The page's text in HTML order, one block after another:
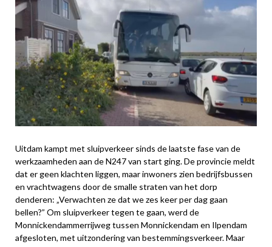
Uitdam kampt met sluipverkeer sinds de laatste fase van de
werkzaamheden aan de N247 van start ging. De provincie meldt
dat er geen klachten liggen, maar inwoners zien bedrijfsbussen
en vrachtwagens door de smalle straten van het dorp
denderen: „Verwachten ze dat we zes keer per dag gaan
bellen?” Om sluipverkeer tegen te gaan, werd de
Monnickendammerrijweg tussen Monnickendam en Ilpendam
afgesloten, met uitzondering van bestemmingsverkeer. Maar